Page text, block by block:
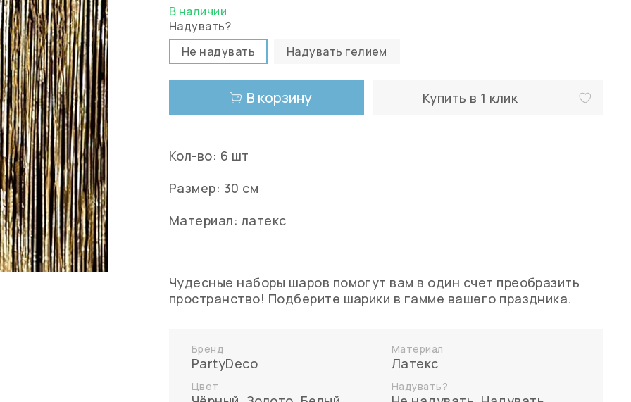
В наличии
Надувать?
Не надувать
Надувать гелием
В корзину Купить в 1 клик
Кол-во: 6 шт
Размер: 30 см
Материал: латекс
Чудесные наборы шаров помогут вам в один счет преобразить
пространство! Подберите шарики в гамме вашего праздника.
Бренд
PartyDeco
Материал
Латекс
Цвет Надувать?